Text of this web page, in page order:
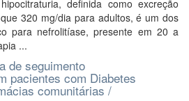
definida como excreção
320 mg/dia para adultos, é um dos
para nefrolitíase, presente em 20 a
...
de seguimento
pacientes com Diabetes
comunitárias /